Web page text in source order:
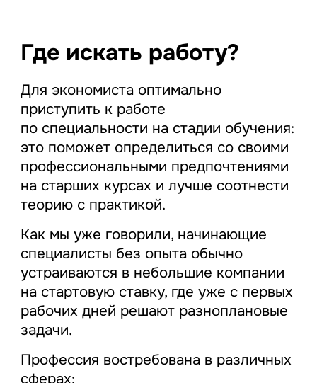
Где искать работу?
Для экономиста оптимально
приступить к работе
по специальности на стадии обучения:
это поможет определиться со своими
профессиональными предпочтениями
на старших курсах и лучше соотнести
теорию с практикой.
Как мы уже говорили, начинающие
специалисты без опыта обычно
устраиваются в небольшие компании
на стартовую ставку, где уже с первых
рабочих дней решают разноплановые
задачи.
Профессия востребована в различных
сферах: